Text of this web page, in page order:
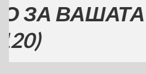
ВАШАТА